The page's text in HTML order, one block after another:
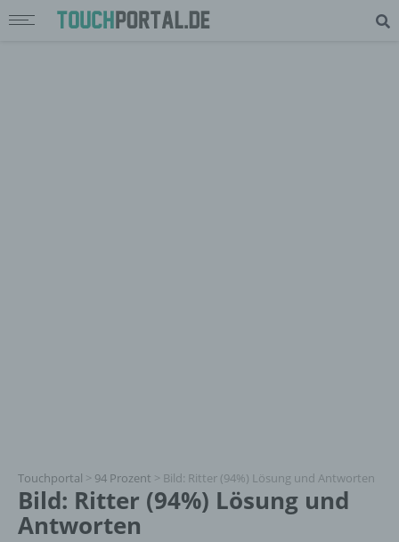
Touchportal > 94 Prozent > Bild: Ritter (94%) Lösung und Antworten
Bild: Ritter (94%) Lösung und
Antworten